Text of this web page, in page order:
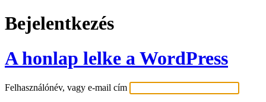
Bejelentkezés
A honlap lelke a WordPress
Felhasználónév, vagy e-mail cím